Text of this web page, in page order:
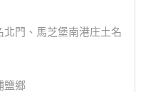
門、馬芝堡南港庄土名
鹽鄉